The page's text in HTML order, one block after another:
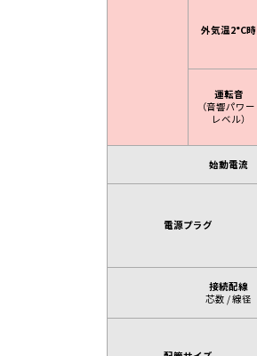
外気温2°C時
運転音
（音響パワー
レベル）
始動電流
電源プラグ
接続配線
芯数 / 線径